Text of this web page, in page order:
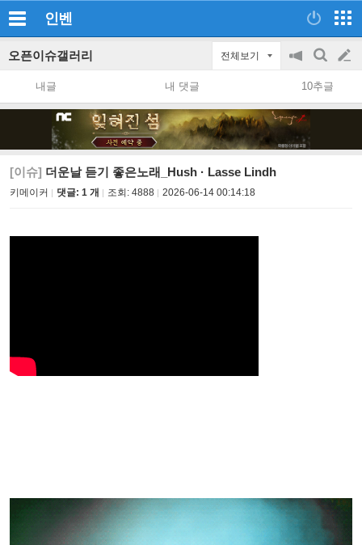
인벤
오픈이슈갤러리 전체보기
공
지
on/off
검
색
글
쓰
내글 내 댓글 10추글
[이슈] 더운날 듣기 좋은노래_Hush · Lasse Lindh
키메이커 댓글: 1 개 조회: 4888 2026-06-14 00:14:18